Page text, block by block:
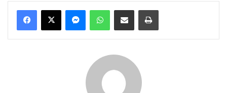
MessengerWhatsAppCondividi per email Stampa